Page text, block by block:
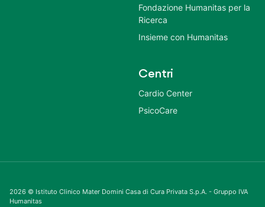
Fondazione Humanitas per la
Ricerca
Insieme con Humanitas
Centri
Cardio Center
PsicoCare
2026 © Istituto Clinico Mater Domini Casa di Cura Privata S.p.A. - Gruppo IVA
Humanitas